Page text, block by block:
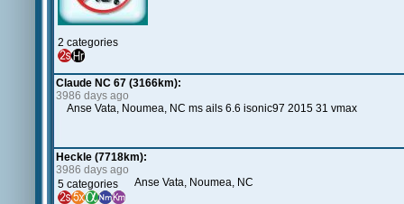
2 categories
Claude NC 67 (3166km):
3986 days ago
Anse Vata, Noumea, NC ms ails 6.6 isonic97 2015 31 vmax
Heckle (7718km):
3986 days ago
5 categories
Anse Vata, Noumea, NC